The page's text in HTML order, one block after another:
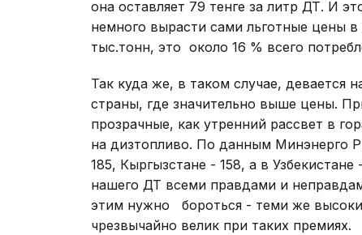
она оставляет 79 тенге за литр ДТ. И
немного вырасти сами льготные цены
тыс.тонн, это около 16 % всего
Так куда же, в таком случае, девается
страны, где значительно выше цены.
прозрачные, как утренний рассвет в
на дизтопливо. По данным Минэнерго
185, Кыргызстане - 158, а в
нашего ДТ всеми правдами и
этим нужно бороться - теми же
чрезвычайно велик при таких премиях.